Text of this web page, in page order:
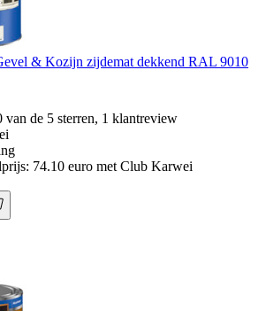
& Kozijn zijdemat dekkend RAL 9010
van de 5 sterren, 1 klantreview
74.10 euro met Club Karwei